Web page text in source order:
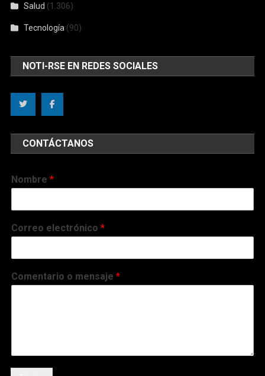
Salud (1.306)
Tecnología (90)
NOTI-RSE EN REDES SOCIALES
CONTÁCTANOS
Nombre*
Correo electrónico*
Comentario o mensaje*